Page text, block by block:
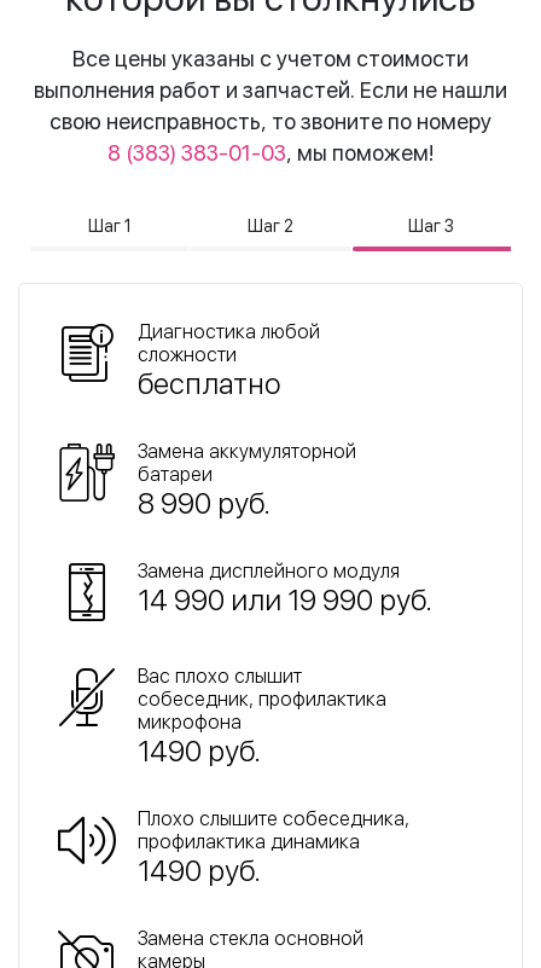
Все цены указаны с учетом стоимости
выполнения работ и запчастей. Если не нашли
свою неисправность, то звоните по номеру
8 (383) 383-01-03, мы поможем!
Шаг 1 Шаг 2 Шаг 3
Диагностика любой
сложности
бесплатно
Замена аккумуляторной
батареи
8 990 руб.
Замена дисплейного модуля
14 990 или 19 990 руб.
Вас плохо слышит
собеседник, профилактика
микрофона
1490 руб.
Плохо слышите собеседника,
профилактика динамика
1490 руб.
Замена стекла основной
камеры